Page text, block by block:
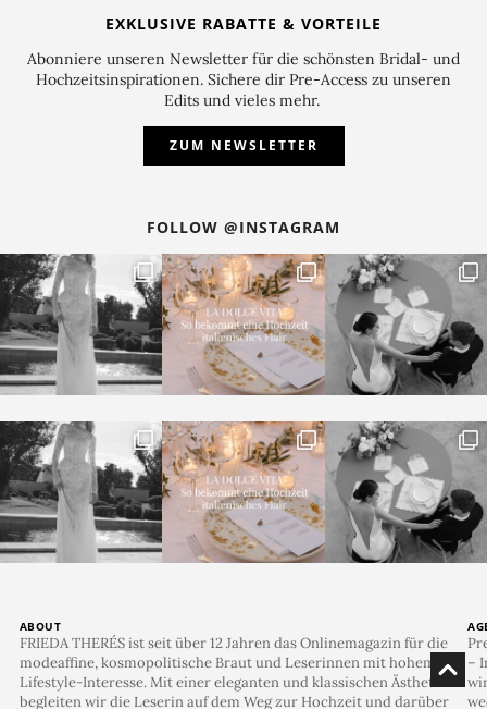
Editorial vonKiss from Fleurundellwedvereint
romantische Drapierungen mit spannenden
Kontrasten. Inspiriert von soften Rosétönen, edlem
Mamor und kunstvoll inszenierten Details entsteht eine
eines eindrucksvollen Marmor-Steinbruchs vereint
sich Weichheit mit einer Prise Dramatik – das Team
präsentiert uns eine Inspiration für alle, die ein
Hochzeitskonzept mit Coolness, bewussten
Gegensätzen und avantgardistischer Eleganz schätzen.
Festgehalten in Bildern vonAnna-Lena Holz.